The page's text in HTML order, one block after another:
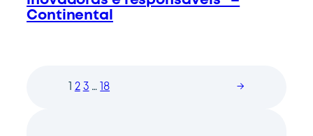
Continental
2 3 … 18 →